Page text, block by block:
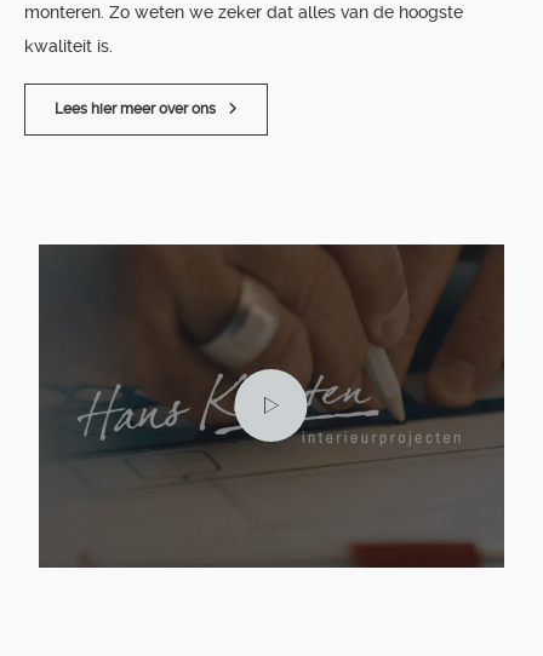
monteren. Zo weten we zeker dat alles van de hoogste
kwaliteit is.
Lees hier meer over ons